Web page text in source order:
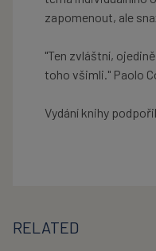
zapomenout, ale
"Ten zvláštní,
toho všimli." Paolo
Vydání knihy
RELATED